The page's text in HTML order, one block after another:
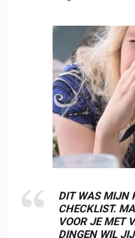
DIT WAS MIJN
CHECKLIST.
VOOR JE MET
DINGEN WIL